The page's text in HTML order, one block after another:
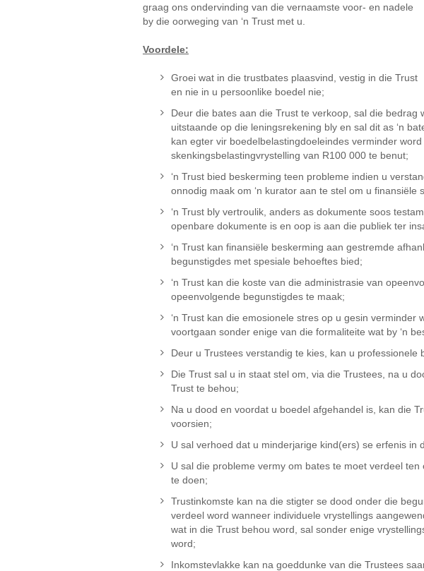
graag ons ondervinding van die vernaamste voor- en nadele
by die oorweging van ‘n Trust met u.
Voordele:
Groei wat in die trustbates plaasvind, vestig in die Trust
en nie in u persoonlike boedel nie;
Deur die bates aan die Trust te verkoop, sal die bedrag
uitstaande op die leningsrekening bly en sal dit as ‘n
kan egter vir boedelbelastingdoeleindes verminder
skenkingsbelastingvrystelling van R100 000 te benut;
‘n Trust bied beskerming teen probleme indien u
onnodig maak om ‘n kurator aan te stel om u finansiële
‘n Trust bly vertroulik, anders as dokumente soos
openbare dokumente is en oop is aan die publiek ter
‘n Trust kan finansiële beskerming aan gestremde
begunstigdes met spesiale behoeftes bied;
‘n Trust kan die koste van die administrasie van
opeenvolgende begunstigdes te maak;
‘n Trust kan die emosionele stres op u gesin verminder
voortgaan sonder enige van die formaliteite wat by ‘n
Deur u Trustees verstandig te kies, kan u professionele
Die Trust sal u in staat stel om, via die Trustees, na u
Trust te behou;
Na u dood en voordat u boedel afgehandel is, kan die
voorsien;
U sal verhoed dat u minderjarige kind(ers) se erfenis in
U sal die probleme vermy om bates te moet verdeel
te doen;
Trustinkomste kan na die stigter se dood onder die
verdeel word wanneer individuele vrystellings
wat in die Trust behou word, sal sonder enige
word;
Inkomstevlakke kan na goeddunke van die Trustees